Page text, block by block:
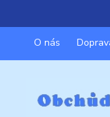
O nás